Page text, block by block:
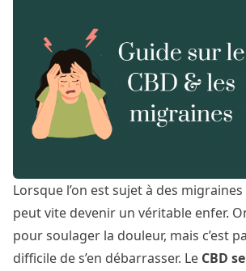
Lorsque l’on est sujet à des
peut vite devenir un véritable enfer.
pour soulager la douleur, mais c’est
difficile de s’en débarrasser. Le CBD